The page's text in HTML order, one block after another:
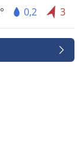
0,2 3